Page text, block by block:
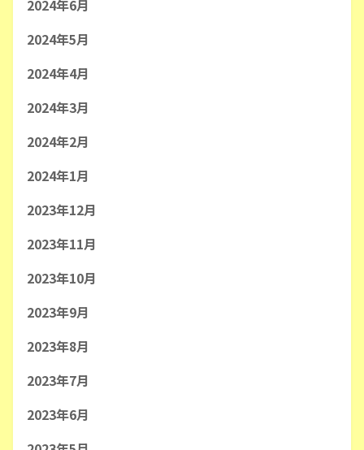
2024年6月
2024年5月
2024年4月
2024年3月
2024年2月
2024年1月
2023年12月
2023年11月
2023年10月
2023年9月
2023年8月
2023年7月
2023年6月